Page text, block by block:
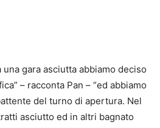
gara asciutta abbiamo deciso
– racconta Pan – “ed abbiamo
del turno di apertura. Nel
asciutto ed in altri bagnato